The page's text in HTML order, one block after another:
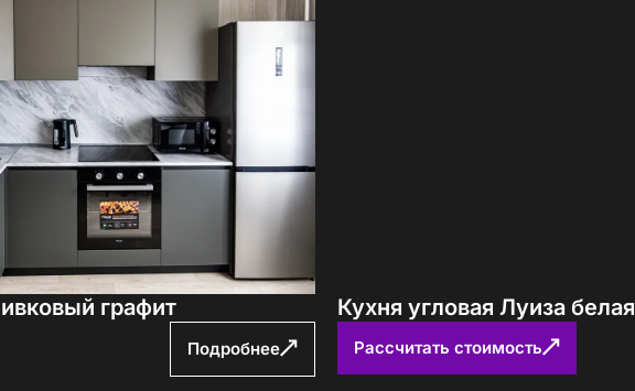
графит
Подробнее
Кухня угловая Луиза белая
Рассчитать стоимость